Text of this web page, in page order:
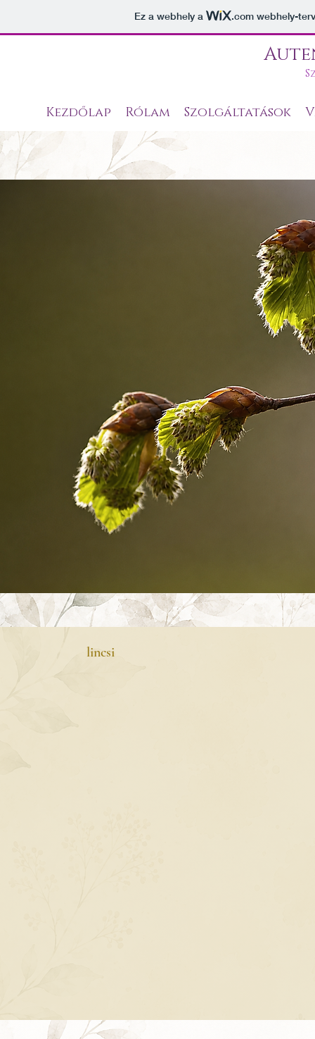
Ez a webhely a .comwebhely-
Kezdőlap Rólam Szolgáltatások
lincsi